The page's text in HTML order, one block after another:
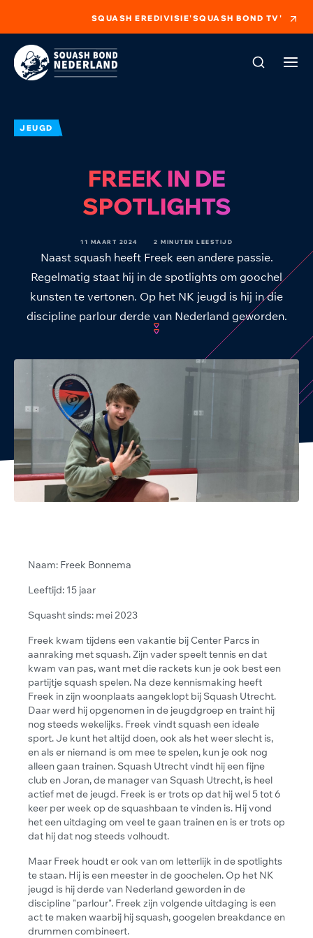
SQUASH EREDIVISIE'SQUASH BOND TV'
JEUGD
FREEK IN DE
SPOTLIGHTS
11 MAART 2024 2 MINUTEN LEESTIJD
Naast squash heeft Freek een andere passie.
Regelmatig staat hij in de spotlights om goochel
kunsten te vertonen. Op het NK jeugd is hij in die
discipline parlour derde van Nederland geworden.
Naam: Freek Bonnema
Leeftijd: 15 jaar
Squasht sinds: mei 2023
Freek kwam tijdens een vakantie bij Center Parcs in
aanraking met squash. Zijn vader speelt tennis en dat
kwam van pas, want met die rackets kun je ook best een
partijtje squash spelen. Na deze kennismaking heeft
Freek in zijn woonplaats aangeklopt bij Squash Utrecht.
Daar werd hij opgenomen in de jeugdgroep en traint hij
nog steeds wekelijks. Freek vindt squash een ideale
sport. Je kunt het altijd doen, ook als het weer slecht is,
en als er niemand is om mee te spelen, kun je ook nog
alleen gaan trainen. Squash Utrecht vindt hij een fijne
club en Joran, de manager van Squash Utrecht, is heel
actief met de jeugd. Freek is er trots op dat hij wel 5 tot 6
keer per week op de squashbaan te vinden is. Hij vond
het een uitdaging om veel te gaan trainen en is er trots op
dat hij dat nog steeds volhoudt.
Maar Freek houdt er ook van om letterlijk in de spotlights
te staan. Hij is een meester in de goochelen. Op het NK
jeugd is hij derde van Nederland geworden in de
discipline "parlour". Freek zijn volgende uitdaging is een
act te maken waarbij hij squash, googelen breakdance en
drummen combineert.